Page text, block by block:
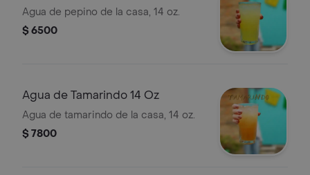
Agua de pepino de la casa, 14 oz.
$ 6500
Agua de Tamarindo 14 Oz
Agua de tamarindo de la casa, 14 oz.
$ 7800